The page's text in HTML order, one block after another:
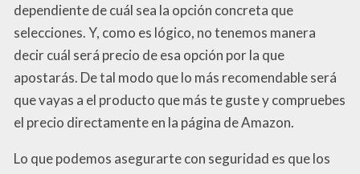
dependiente de cuál sea la opción concreta que
selecciones. Y, como es lógico, no tenemos manera
decir cuál será precio de esa opción por la que
apostarás. De tal modo que lo más recomendable será
que vayas a el producto que más te guste y compruebes
el precio directamente en la página de Amazon.
Lo que podemos asegurarte con seguridad es que los